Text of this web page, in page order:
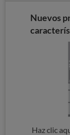
Nuevos
Haz clic